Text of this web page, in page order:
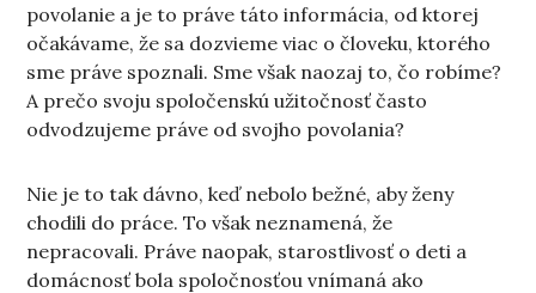
povolanie a je to práve táto informácia, od ktorej
očakávame, že sa dozvieme viac o človeku, ktorého
sme práve spoznali. Sme však naozaj to, čo robíme?
A prečo svoju spoločenskú užitočnosť často
odvodzujeme práve od svojho povolania?
Nie je to tak dávno, keď nebolo bežné, aby ženy
chodili do práce. To však neznamená, že
nepracovali. Práve naopak, starostlivosť o deti a
domácnosť bola spoločnosťou vnímaná ako